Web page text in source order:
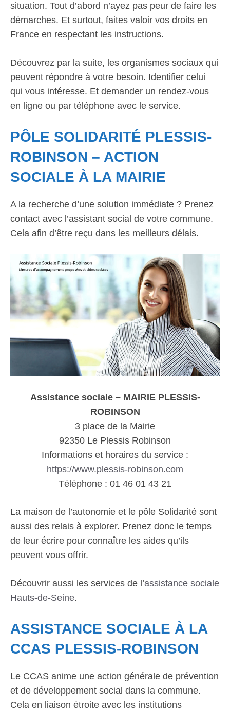
situation. Tout d’abord n’ayez pas peur de faire les
démarches. Et surtout, faites valoir vos droits en
France en respectant les instructions.
Découvrez par la suite, les organismes sociaux qui
peuvent répondre à votre besoin. Identifier celui
qui vous intéresse. Et demander un rendez-vous
en ligne ou par téléphone avec le service.
PÔLE SOLIDARITÉ PLESSIS-
ROBINSON – ACTION
SOCIALE À LA MAIRIE
A la recherche d’une solution immédiate ? Prenez
contact avec l’assistant social de votre commune.
Cela afin d’être reçu dans les meilleurs délais.
Assistance sociale – MAIRIE PLESSIS-
ROBINSON
3 place de la Mairie
92350 Le Plessis Robinson
Informations et horaires du service :
https://www.plessis-robinson.com
Téléphone : 01 46 01 43 21
La maison de l’autonomie et le pôle Solidarité sont
aussi des relais à explorer. Prenez donc le temps
de leur écrire pour connaître les aides qu’ils
peuvent vous offrir.
Découvrir aussi les services de l’assistance sociale
Hauts-de-Seine.
ASSISTANCE SOCIALE À LA
CCAS PLESSIS-ROBINSON
Le CCAS anime une action générale de prévention
et de développement social dans la commune.
Cela en liaison étroite avec les institutions